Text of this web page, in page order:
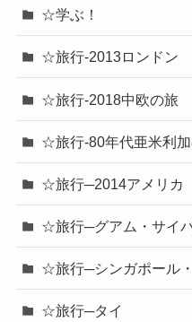
☆学ぶ！
☆旅行-2013ロンドン
☆旅行-2018中欧の旅
☆旅行-80年代亜米利
☆旅行─2014アメリカ
☆旅行─グアム・サイ
☆旅行─シンガポール
☆旅行─タイ